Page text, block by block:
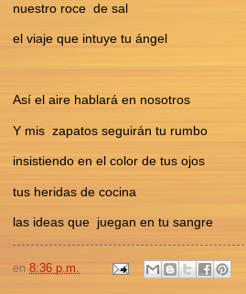
nuestro roce de sal
el viaje que intuye tu ángel
Así el aire hablará en nosotros
Y mis zapatos seguirán tu rumbo
insistiendo en el color de tus ojos
tus heridas de cocina
las ideas que juegan en tu sangre
en 8:36 p.m.